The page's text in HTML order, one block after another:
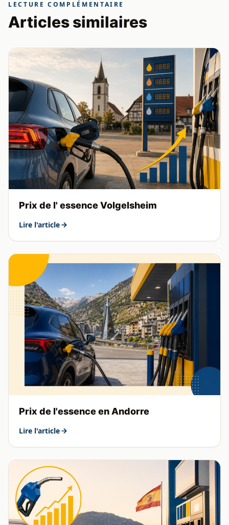
LECTURE COMPLÉMENTAIRE
Articles similaires
Prix de l' essence Volgelsheim
Lire l'article
Prix de l'essence en Andorre
Lire l'article